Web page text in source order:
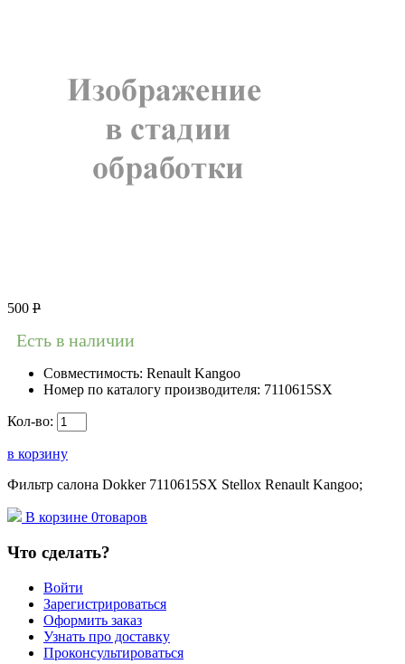
500 Р
Есть в наличии
Совместимость: Renault Kangoo
Номер по каталогу производителя: 7110615SX
Кол-во:
в корзину
Фильтр салона Dokker 7110615SX Stellox Renault Kangoo;
В корзине 0товаров
Что сделать?
Войти
Зарегистрироваться
Оформить заказ
Узнать про доставку
Проконсультироваться